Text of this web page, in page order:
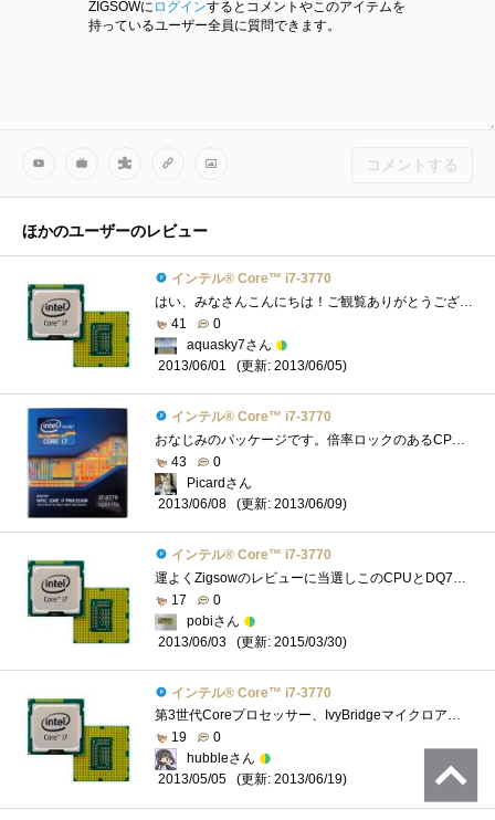
ZIGSOWに ログインするとコメントやこのアイテムを
持っているユーザー全員に質問できます。
コメントする
ほかのユーザーのレビュー
インテル® Core™ i7-3770
はい、みなさんこんにちは！ご観覧ありがとうございます。今回は、「IntelCorei7-3770」をご紹介したいと思います。 ☆こいつとの運命的な出会い�...
41
0
aquasky7さん
2013/06/01
(更新: 2013/06/05)
インテル® Core™ i7-3770
おなじみのパッケージです。倍率ロックのあるCPUは、Core2QuadQ6600以来なので、実に6年ぶりです。しかも、バンドルされているCPUクーラーを使った�...
43
0
Picardさん
2013/06/08
(更新: 2013/06/09)
インテル® Core™ i7-3770
運よくZigsowのレビューに当選しこのCPUとDQ77MKにてレビューをしました。 Corei7自体はMacBookProに搭載されているので使ったことはあるのですがノー�...
17
0
pobiさん
2013/06/03
(更新: 2015/03/30)
インテル® Core™ i7-3770
第3世代Coreプロセッサー、IvyBridgeマイクロアーキテクチャ採用のCPUExtremeEditionを除けば、デスクトップ向けIvyBridgeでは第2位の性能を誇るCPUです。201...
19
0
hubbleさん
2013/05/05
(更新: 2013/06/19)